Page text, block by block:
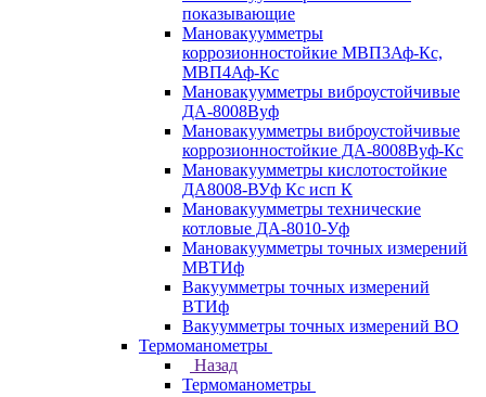
показывающие
Мановакуумметры
коррозионностойкие МВП3Аф-Кс,
МВП4Аф-Кс
Мановакуумметры виброустойчивые
ДА-8008Вуф
Мановакуумметры виброустойчивые
коррозионностойкие ДА-8008Вуф-Кс
Мановакуумметры кислотостойкие
ДА8008-ВУф Кс исп К
Мановакуумметры технические
котловые ДА-8010-Уф
Мановакуумметры точных измерений
МВТИф
Вакуумметры точных измерений
ВТИф
Вакуумметры точных измерений ВО
Термоманометры
Назад
Термоманометры